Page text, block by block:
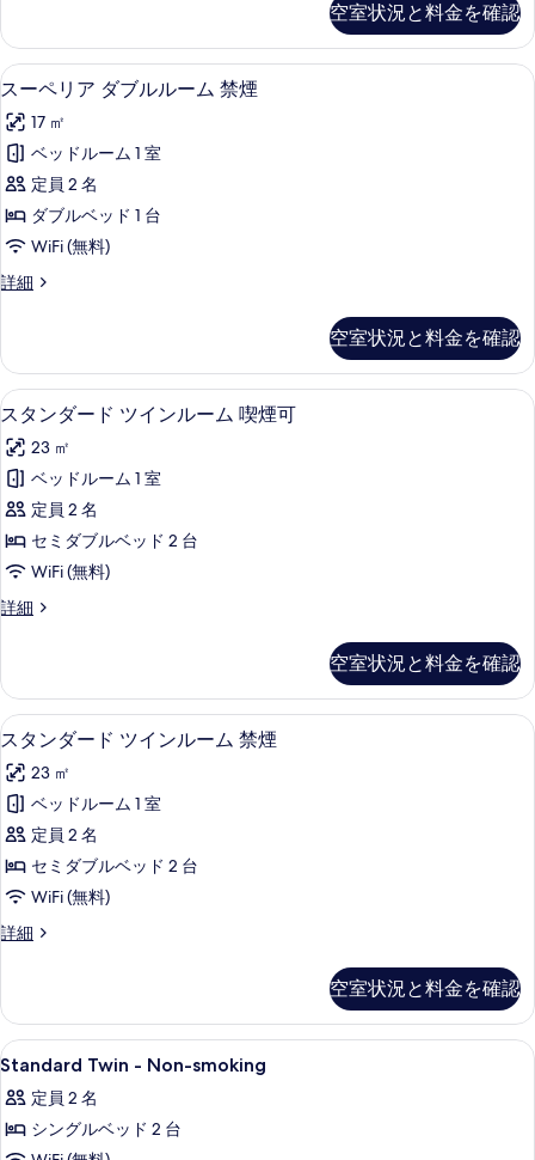
の
す
べ
て
の
写
真
表
す
る
ル）
の
詳
細
ー
ム
喫
煙
可
の
す
べ
て
真
を
表
示
す
る
ア
ダ
ブ
ル
ー
ム
喫
煙
可
の
詳
空室状況と料金を確認
ス
ー
ペ
リ
ア
ダ
ル
ー
ム
禁
煙
の
す
べ
て
の
を
表
示
す
る
羽毛の掛け布団、遮光カーテン、
4
スーペリア ダブルルーム 禁煙
17 ㎡
ベッドルーム 1 室
定員 2 名
ダブルベッド 1 台
WiFi (無料)
詳細
ス
ア
ダ
ブ
ル
ー
ム
禁
煙
の
詳
細
空室状況と料金を確認
ス
タ
ン
ダ
ー
ド
イ
ル
ー
ム
喫
煙
可
の
す
べ
写
真
を
表
示
羽毛の掛け布団、遮光カーテン、
4
スタンダード ツインルーム 喫煙可
23 ㎡
ベッドルーム 1 室
定員 2 名
セミダブルベッド 2 台
WiFi (無料)
詳細
ス
ー
ド
ツ
ン
ル
ー
ム
喫
煙
可
の
空室状況と料金を確認
ス
タ
ン
ダ
ー
ド
イ
ル
ー
ム
禁
煙
羽毛の掛け布団、遮光カーテン、
4
スタンダード ツインルーム 禁煙
23 ㎡
ベッドルーム 1 室
定員 2 名
セミダブルベッド 2 台
WiFi (無料)
詳細
ス
ー
ド
ツ
ン
ル
空室状況と料金を確認
Standard
Twin
-
Non-
羽毛の掛け布団、遮光カーテン、
3
Standard Twin - Non-smoking
定員 2 名
シングルベッド 2 台